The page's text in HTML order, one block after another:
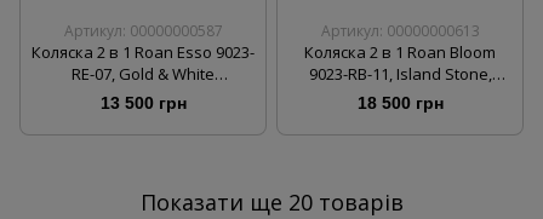
Артикул: 00000000587
Коляска 2 в 1 Roan Esso 9023-
RE-07, Gold & White
Ornaments, білий
13 500 грн
Артикул: 00000000613
Коляска 2 в 1 Roan Bloom
9023-RB-11, Island Stone,
бежевий
18 500 грн
Показати ще 20 товарів